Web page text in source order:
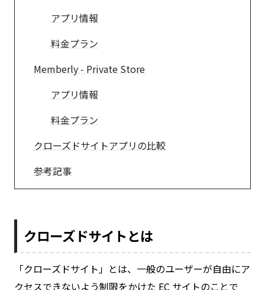
アプリ情報
料金プラン
Memberly ‑ Private Store
アプリ情報
料金プラン
クローズドサイトアプリの比較
参考記事
クローズドサイトとは
「クローズドサイト」とは、一般のユーザーが自由にア
クセスできないよう制限をかけた EC サイトのことで